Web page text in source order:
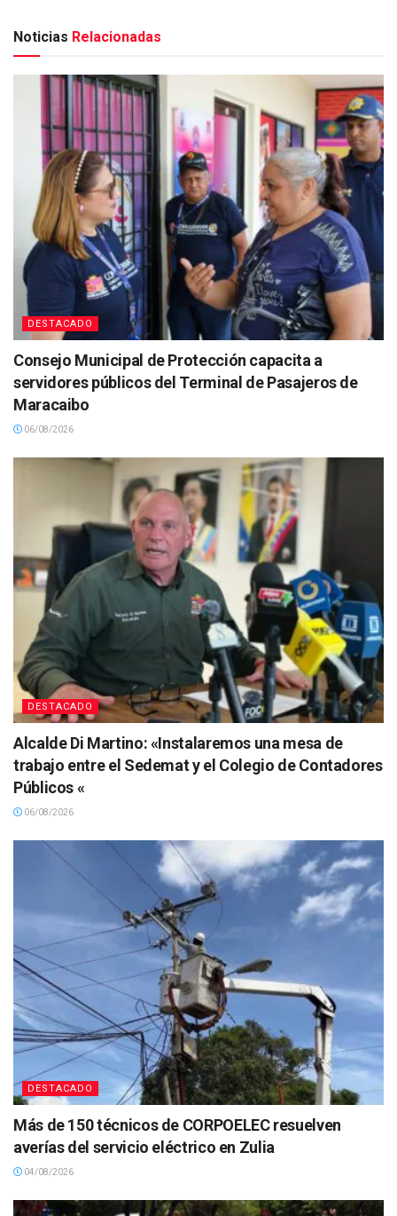
Noticias Relacionadas
DESTACADO
Consejo Municipal de Protección capacita a
servidores públicos del Terminal de Pasajeros de
Maracaibo
06/08/2026
DESTACADO
Alcalde Di Martino: «Instalaremos una mesa de
trabajo entre el Sedemat y el Colegio de Contadores
Públicos «
06/08/2026
DESTACADO
Más de 150 técnicos de CORPOELEC resuelven
averías del servicio eléctrico en Zulia
04/08/2026